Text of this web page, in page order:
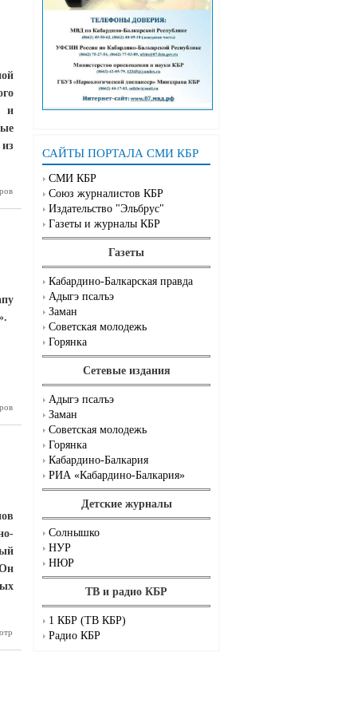
САЙТЫ ПОРТАЛА СМИ КБР
СМИ КБР
Союз журналистов КБР
Издательство "Эльбрус"
Газеты и журналы КБР
Газеты
Кабардино-Балкарская правда
Адыгэ псалъэ
Заман
Советская молодежь
Горянка
Сетевые издания
Адыгэ псалъэ
Заман
Советская молодежь
Горянка
Кабардино-Балкария
РИА «Кабардино-Балкария»
Детские журналы
Солнышко
НУР
НЮР
ТВ и радио КБР
1 КБР (ТВ КБР)
Радио КБР
и
итог –